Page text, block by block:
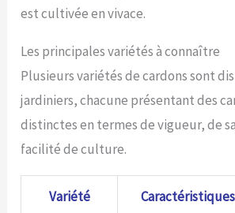
est cultivée en vivace.
Les principales variétés à connaître
Plusieurs variétés de cardons sont
jardiniers, chacune présentant des
distinctes en termes de vigueur, de
facilité de culture.
Variété Caractéristiques